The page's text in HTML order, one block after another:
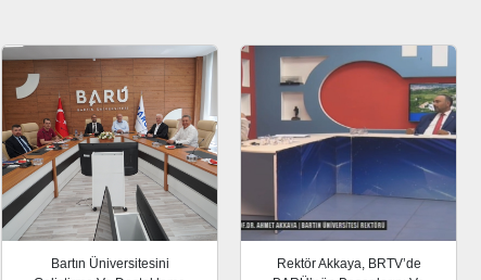
Bartın Üniversitesini
Rektör Akkaya, BRTV’de